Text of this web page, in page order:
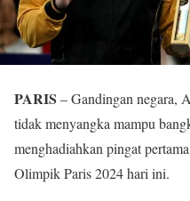
PARIS – Gandingan negara,
tidak menyangka mampu
menghadiahkan pingat
Olimpik Paris 2024 hari ini.